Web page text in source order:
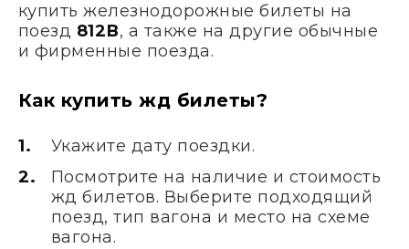
купить железнодорожные билеты на
поезд 812В, а также на другие обычные
и фирменные поезда.
Как купить жд билеты?
Укажите дату поездки.
Посмотрите на наличие и стоимость
жд билетов. Выберите подходящий
поезд, тип вагона и место на схеме
вагона.